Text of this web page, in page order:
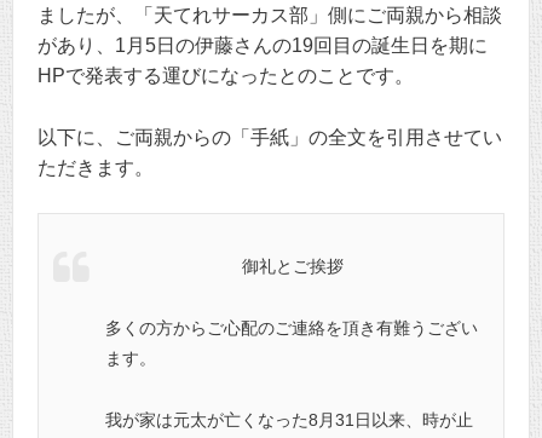
ましたが、「天てれサーカス部」側にご両親から相談
があり、1月5日の伊藤さんの19回目の誕生日を期に
HPで発表する運びになったとのことです。
以下に、ご両親からの「手紙」の全文を引用させてい
ただきます。
御礼とご挨拶
多くの方からご心配のご連絡を頂き有難うござい
ます。
我が家は元太が亡くなった8月31日以来、時が止